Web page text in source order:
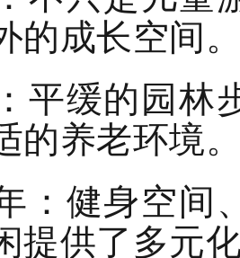
的成长空间
平缓的园林
的养老环境
：健身空间
提供了多元